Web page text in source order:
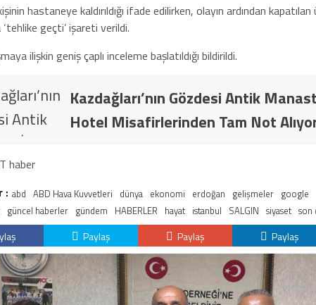
hastaneye kaldırıldığı ifade edilirken, olayın ardından
geçti’ işareti verildi.
ilişkin geniş çaplı inceleme başlatıldığı bildirildi.
Kazdağları’nın Gözdesi Antik
Hotel Misafirlerinden Tam Not
haber
: abd ABD Hava Kuvvetleri dünya ekonomi erdoğan gelişmeler google
güncel haberler gündem HABERLER hayat istanbul SALGIN siyaset son
Paylaş Paylaş Paylaş